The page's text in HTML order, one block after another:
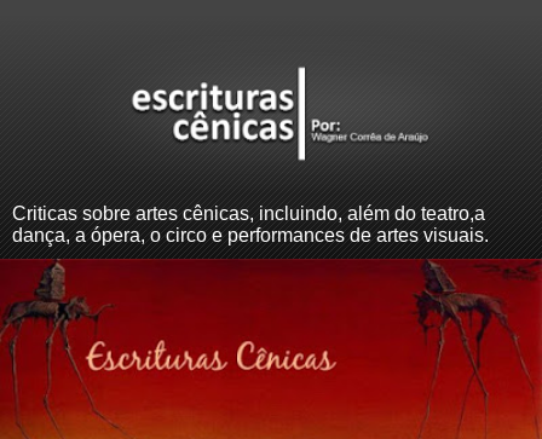
Criticas sobre artes cênicas, incluindo, além do teatro,a
dança, a ópera, o circo e performances de artes visuais.